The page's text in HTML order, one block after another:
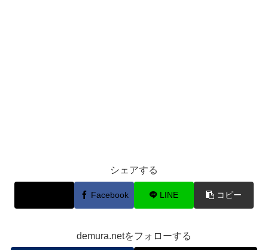
シェアする
Facebook LINE コピー
demura.netをフォローする